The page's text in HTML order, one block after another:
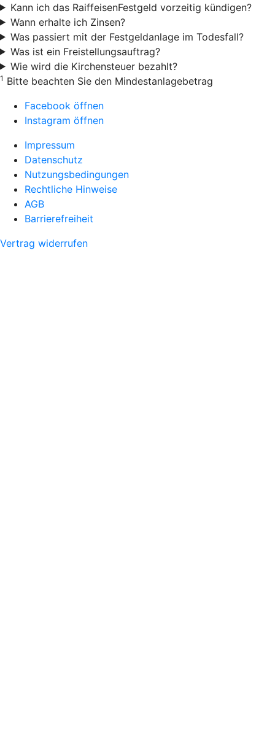
Kann ich das RaiffeisenFestgeld vorzeitig kündigen?
Wann erhalte ich Zinsen?
Was passiert mit der Festgeldanlage im Todesfall?
Was ist ein Freistellungsauftrag?
Wie wird die Kirchensteuer bezahlt?
1 Bitte beachten Sie den Mindestanlagebetrag
Facebook öffnen
Instagram öffnen
Impressum
Datenschutz
Nutzungsbedingungen
Rechtliche Hinweise
AGB
Barrierefreiheit
Vertrag widerrufen